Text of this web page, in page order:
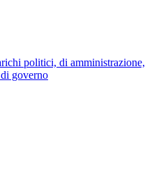
politici, di amministrazione,
governo